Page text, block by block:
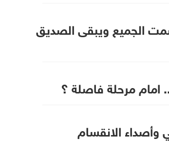
الجميع ويبقى الصديق
وأصداء الانقسام